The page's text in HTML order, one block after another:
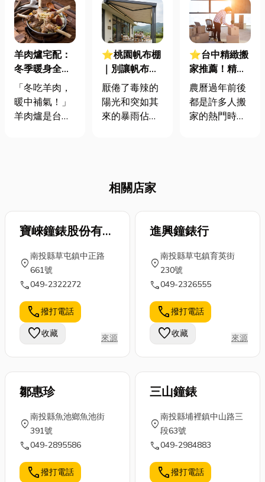
羊肉爐宅配：
冬季暖身全攻
略！從由來到
不腥秘訣，一
篇掌握暖心藥
「冬吃羊肉，
暖中補氣！」
羊肉爐是台灣
人擠人，透過
便利的羊肉爐
輕鬆享受這份
暖冬美味。接
下來，讓小編
教您，從由
來、食材到烹
煮秘訣，一次
搞懂羊肉爐的
「元氣學」！
...
⭐桃園帆布棚
｜別讓帆布棚
變違建！帆布
棚安裝七大注
意事項：法
厭倦了毒辣的
陽光和突如其
來的暴雨佔據
天候舒適區的
在安裝遮雨棚
之前有什麼需
情？今天小編
詳細分享，文
末還會提供優
質的桃園帆布
棚店家，如果
有需要也歡迎
聯絡他們
呦！...
⭐台中精緻搬
家推薦！精緻
搬家費用怎麼
算？一次看懂
收費標準，昂
農曆過年前後
都是許多人搬
家的熱門時機
底正是全台搬
運需求最高峰
堆積如山的雜
口家具，光是
想到打包就讓
人壓力山大，
那麼現在有很
多精緻搬家服
務讓人直接無
痛...
相關店家
寶崍鐘錶股份有限
公司
location_on
南投縣草屯鎮中正路
661號
call049-2322272
call撥打電話
favorite收藏 來源
進興鐘錶行
location_on
南投縣草屯鎮育英街
230號
call049-2326555
call撥打電話
favorite收藏 來源
鄒惠珍
location_on
南投縣魚池鄉魚池街
391號
call049-2895586
call撥打電話
三山鐘錶
location_on
南投縣埔裡鎮中山路三
段63號
call049-2984883
call撥打電話